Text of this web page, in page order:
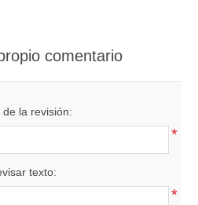
comentario
la revisión:
*
texto:
*